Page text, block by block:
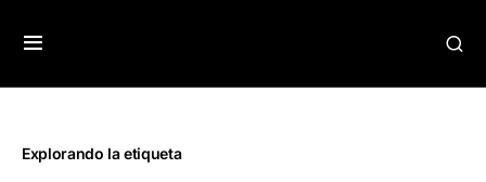
Explorando la etiqueta